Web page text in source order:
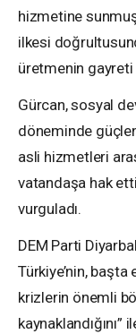
hizmetine
ilkesi
üretmenin
Gürcan, sosyal
döneminde
asli hizmetleri
vatandaşa hak
vurguladı.
DEM Parti
Türkiye’nin,
krizlerin önemli
kaynaklandığını”